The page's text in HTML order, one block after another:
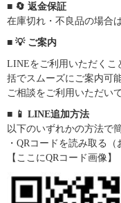
■ 🔄 返金保証
在庫切れ・不良品の場合
■ 💡 ご案内
LINEをご利用いただくこ
括でスムーズにご案内可
ご相談をご利用いただい
■ 📱 LINE追加方法
以下のいずれかの方法で
・QRコードを読み取る（
【ここにQRコード画像】